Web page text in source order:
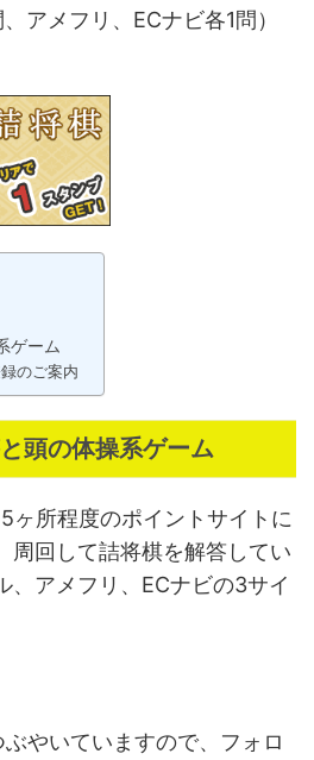
アメフリ、ECナビ各1問）
ゲーム
のご案内
頭の体操系ゲーム
ヶ所程度のポイントサイトに
周回して詰将棋を解答してい
、アメフリ、ECナビの3サイ
やいていますので、フォロ